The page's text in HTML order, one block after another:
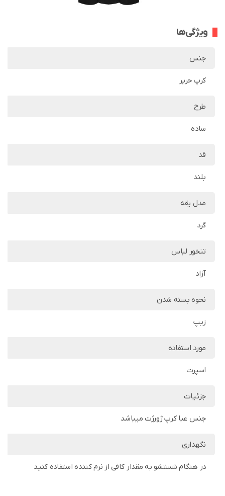
ویژگی‌ها
جنس
کرپ حریر
طرح
ساده
قد
بلند
مدل یقه
گرد
تنخور لباس
آزاد
نحوه بسته شدن
زیپ
مورد استفاده
اسپرت
جزئیات
جنس عبا کرپ ژورژت میباشد
نگهداری
در هنگام شستشو به مقدار کافی از نرم کننده استفاده کنید